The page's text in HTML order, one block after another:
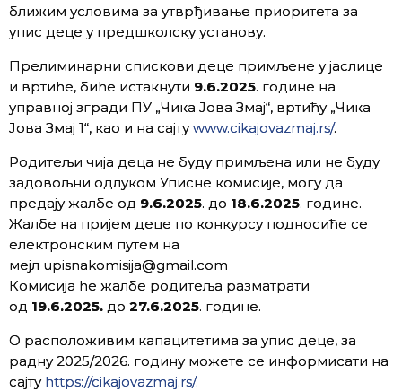
ближим условима за утврђивање приоритета за
упис деце у предшколску установу.
Прелиминарни спискови деце примљене у јаслице
и вртиће, биће истакнути 9.6.2025. године на
управној згради ПУ „Чика Јова Змај“, вртићу „Чика
Јова Змај 1“, као и на сајтуwww.cikajovazmaj.rs/.
Родитељи чија деца не буду примљена или не буду
задовољни одлуком Уписне комисије, могу да
предају жалбе од 9.6.2025. до 18.6.2025. године.
Жалбе на пријем деце по конкурсу подносиће се
електронским путем на
мејл upisnakomisija@gmail.com
Комисија ће жалбе родитеља разматрати
од 19.6.2025. до 27.6.2025. године.
О расположивим капацитетима за упис деце, за
радну 2025/2026. годину можете се информисати на
сајту https://cikajovazmaj.rs/.